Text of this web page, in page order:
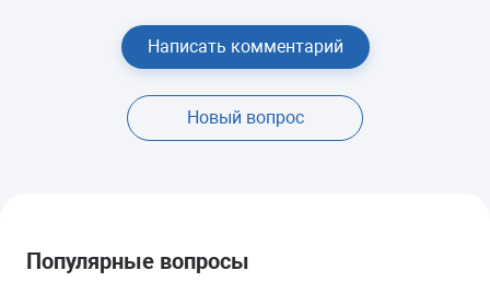
Написать комментарий
Новый вопрос
Популярные вопросы